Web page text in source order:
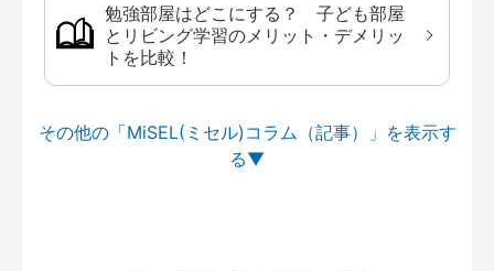
勉強部屋はどこにする？ 子ども部屋
とリビング学習のメリット・デメリッ
トを比較！
その他の「MiSEL(ミセル)コラム（記事）」を